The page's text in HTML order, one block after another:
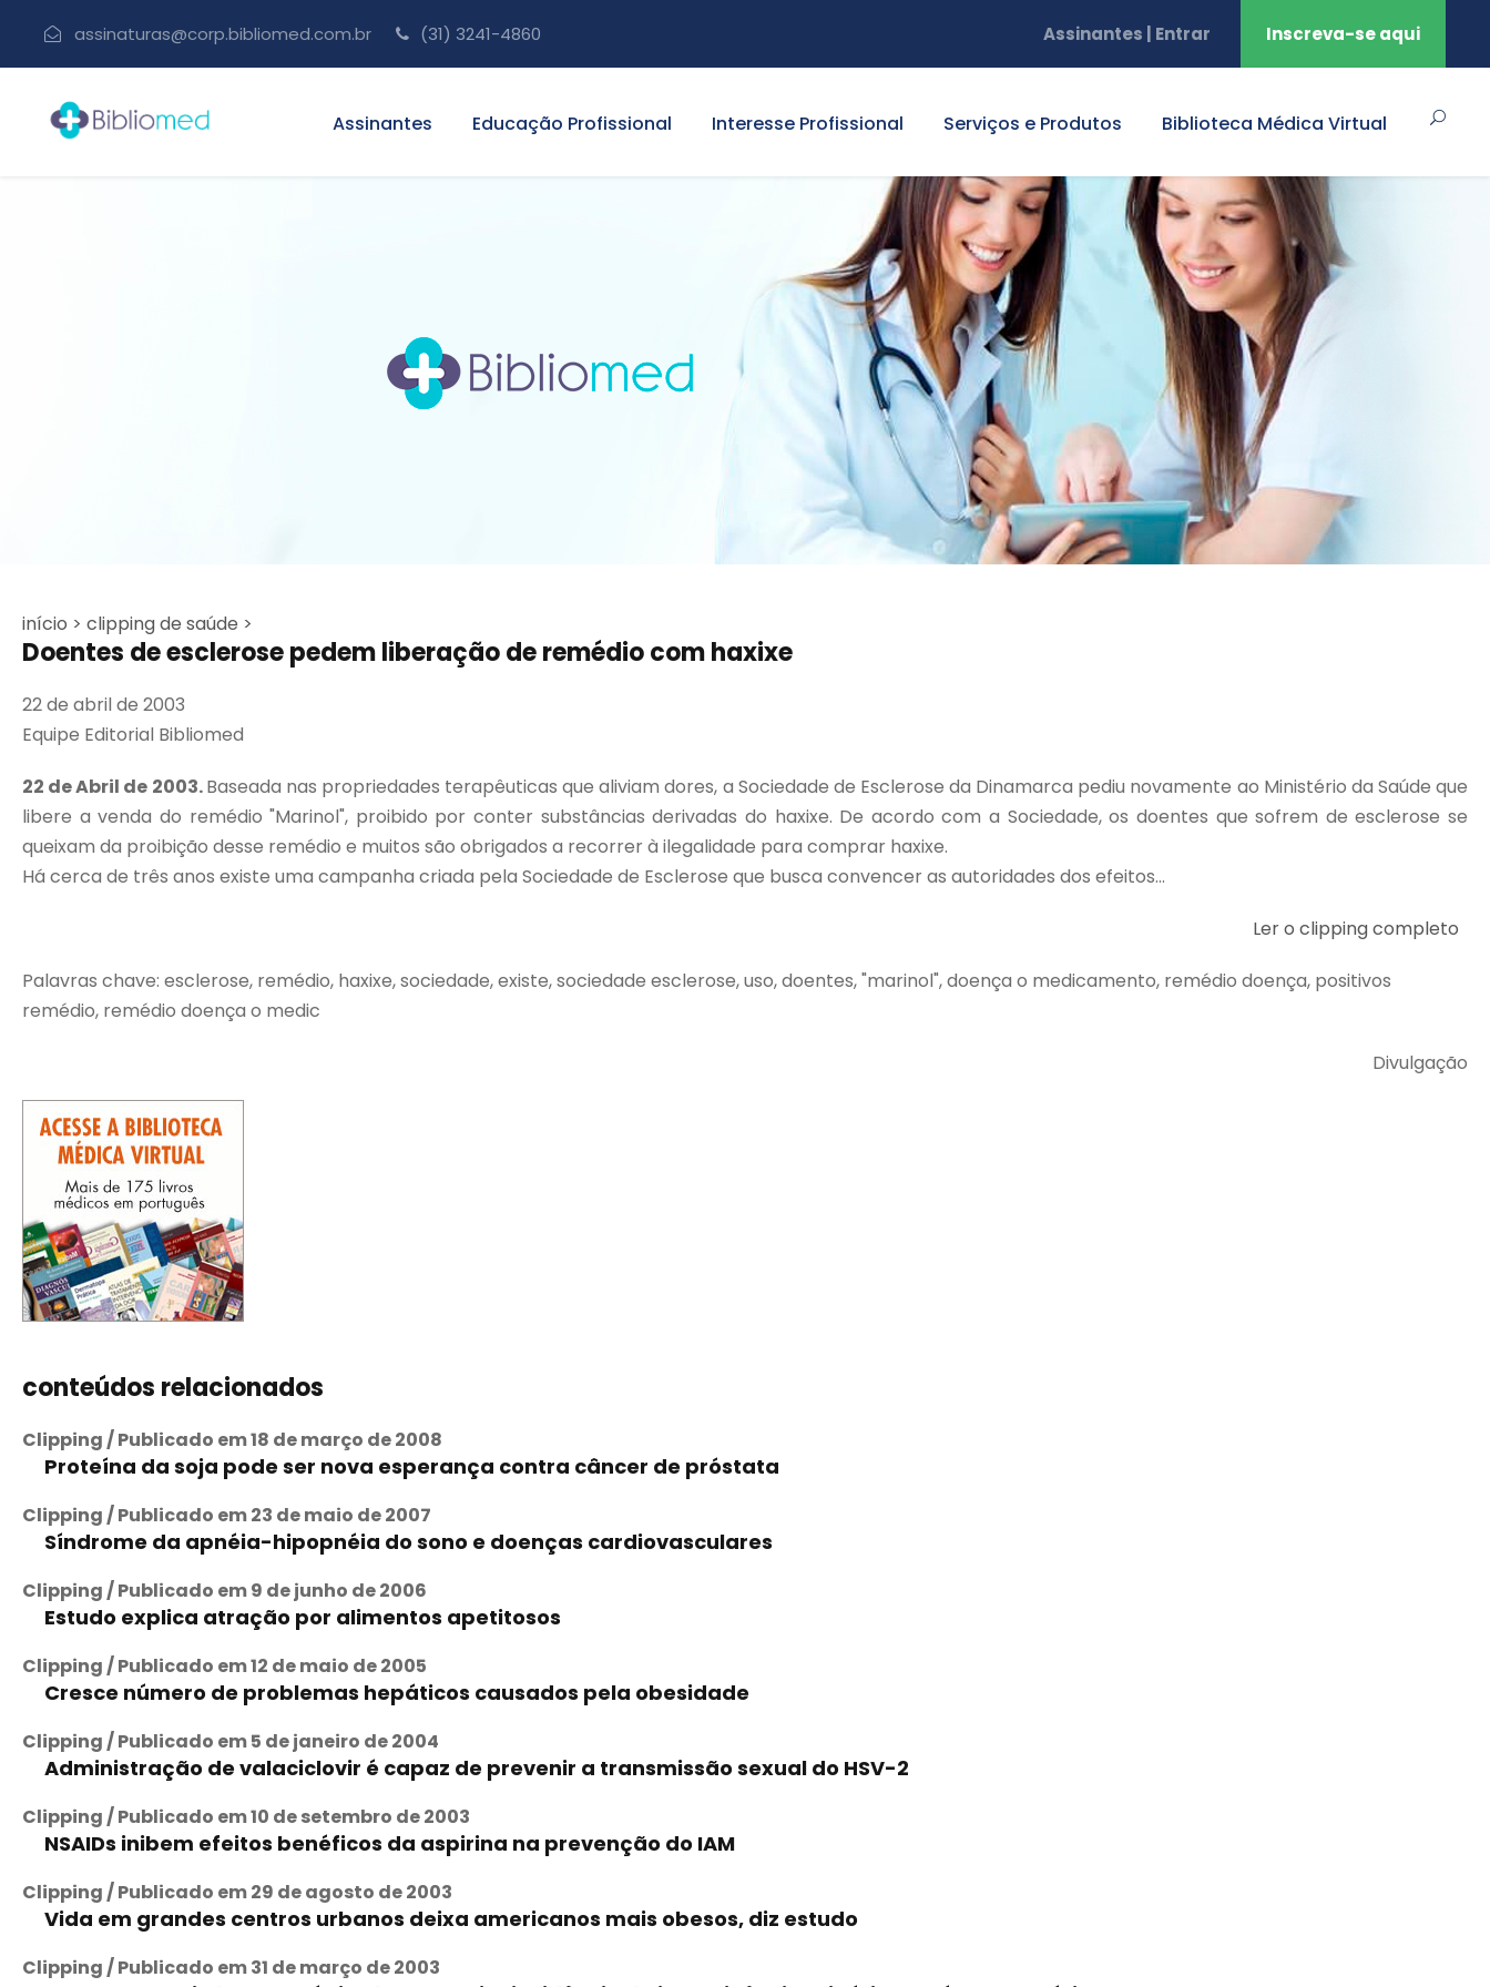
assinaturas@corp.bibliomed.com.br (31) 3241-4860 Assinantes | Entrar Inscreva-se aqui
Assinantes Educação Profissional Interesse Profissional Serviços e Produtos Biblioteca Médica Virtual
início > clipping de saúde >
Doentes de esclerose pedem liberação de remédio com haxixe
22 de abril de 2003
Equipe Editorial Bibliomed
22 de Abril de 2003.Baseada nas propriedades terapêuticas que aliviam dores, a Sociedade de Esclerose da Dinamarca pediu novamente ao Ministério da Saúde que
libere a venda do remédio "Marinol", proibido por conter substâncias derivadas do haxixe. De acordo com a Sociedade, os doentes que sofrem de esclerose se
queixam da proibição desse remédio e muitos são obrigados a recorrer à ilegalidade para comprar haxixe.
Há cerca de três anos existe uma campanha criada pela Sociedade de Esclerose que busca convencer as autoridades dos efeitos...
Ler o clipping completo
Palavras chave: esclerose, remédio, haxixe, sociedade, existe, sociedade esclerose, uso, doentes, "marinol", doença o medicamento, remédio doença, positivos
remédio, remédio doença o medic
Divulgação
conteúdos relacionados
Clipping / Publicado em 18 de março de 2008
Proteína da soja pode ser nova esperança contra câncer de próstata
Clipping / Publicado em 23 de maio de 2007
Síndrome da apnéia-hipopnéia do sono e doenças cardiovasculares
Clipping / Publicado em 9 de junho de 2006
Estudo explica atração por alimentos apetitosos
Clipping / Publicado em 12 de maio de 2005
Cresce número de problemas hepáticos causados pela obesidade
Clipping / Publicado em 5 de janeiro de 2004
Administração de valaciclovir é capaz de prevenir a transmissão sexual do HSV-2
Clipping / Publicado em 10 de setembro de 2003
NSAIDs inibem efeitos benéficos da aspirina na prevenção do IAM
Clipping / Publicado em 29 de agosto de 2003
Vida em grandes centros urbanos deixa americanos mais obesos, diz estudo
Clipping / Publicado em 31 de março de 2003